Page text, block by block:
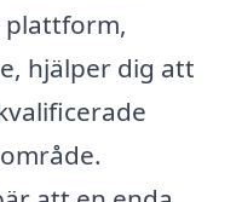
plattform,
hjälper dig att